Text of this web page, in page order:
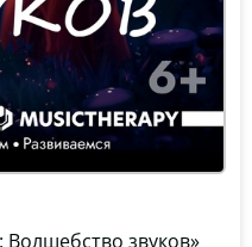
звуков»